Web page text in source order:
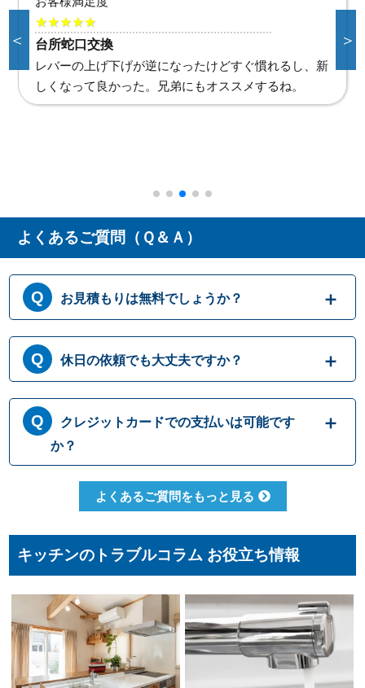
★★★★★
台所蛇口交換
レバーの上げ下げが逆になったけどすぐ慣れるし、新
しくなって良かった。兄弟にもオススメするね。
＜ ＞
よくあるご質問（Ｑ＆Ａ）
お見積もりは無料でしょうか？
はい、まずは専門スタッフがお伺いし実際に
目で見て現場調査を行います。確認した内容
を元に、無料でお見積もりをご提示させてい
ただきます。もしお見積り内容がご希望に沿
わない場合も、キャンセル料等は一切発生い
たしません。お見積り内容にご納得・ご署名
いただかなければ作業を行うことはございま
せんので、安心してまずはご相談ください。
休日の依頼でも大丈夫ですか？
365日営業しております。休日、祝日、年末年
始いつでも対応可能です。それにかかる追加
料金は発生しません。ご安心ください。
クレジットカードでの支払いは可能です
か？
クレジットカードのご利用は、VISA、
Master、JCBカードからお選びいただけま
コンビニ決済、QR決済など、お客さまのご都
よくあるご質問をもっと見る
キッチンのトラブルコラム お役立ち情報